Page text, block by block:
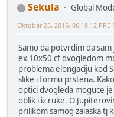
Sekula
Global
Oktobar 25, 2016, 06:18:12 PRE
Samo da potvrdim da
ex 10x50 cf dvogledom
problema elongaciju kod
slike i formu prstena.
optici dvogleda moguce
oblik i iz ruke. O
prilikom samog zalaska tj